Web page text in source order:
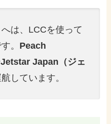
は、LCCを使って
。 Peach
Jetstar Japan（ジェ
しています。